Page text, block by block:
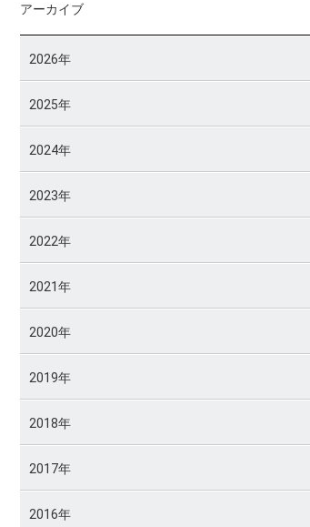
アーカイブ
2026年
2025年
2024年
2023年
2022年
2021年
2020年
2019年
2018年
2017年
2016年